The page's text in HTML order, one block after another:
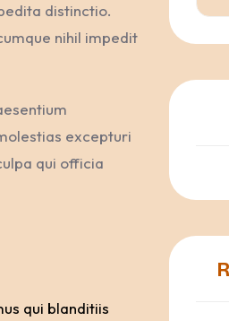
distinctio.
nihil impedit
excepturi
qui officia
qui blanditiis